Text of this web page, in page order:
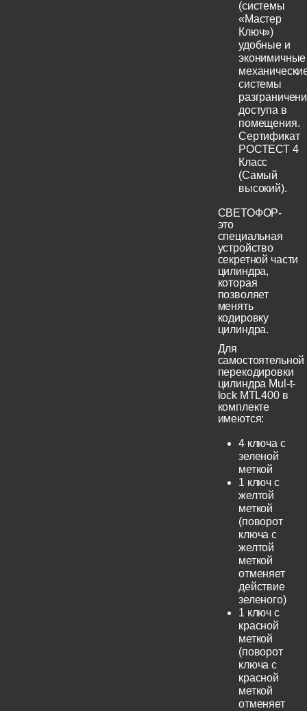
(системы
«Мастер
Ключ»)
удобные и
эконимичные
системы
доступа в
помещения.
Сертификат
РОСТЕСТ 4
Класс
(Самый
высокий).
СВЕТОФОР-
это
специальная
устройство
секретной части
цилиндра,
которая
позволяет
менять
кодировку
цилиндра.
Для
самостоятельной
перекодировки
цилиндра Mul-t-
lock MTL400 в
комплекте
имеются:
4 ключа с
зеленой
меткой
1 ключ с
желтой
меткой
(поворот
ключа с
желтой
меткой
отменяет
действие
зеленого)
1 ключ с
красной
меткой
(поворот
ключа с
красной
меткой
отменяет